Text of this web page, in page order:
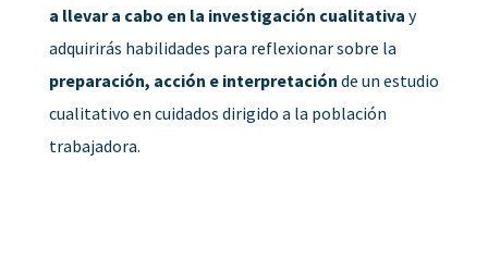
a llevar a cabo en la investigación cualitativa y
adquirirás habilidades para reflexionar sobre la
preparación, acción e interpretación de un estudio
cualitativo en cuidados dirigido a la población
trabajadora.